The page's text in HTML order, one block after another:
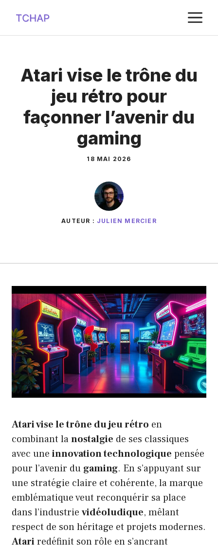
contenu
Atari vise le trône du
jeu rétro pour
façonner l’avenir du
gaming
18 MAI 2026
AUTEUR : JULIEN MERCIER
Atari vise le trône du jeu rétro en
combinant lanostalgie de ses classiques
avec une innovation technologique pensée
pour l’avenir du gaming. En s’appuyant sur
une stratégie claire et cohérente, la marque
emblématique veut reconquérir sa place
dans l’industrie vidéoludique, mêlant
respect de son héritage et projets modernes.
Atariredéfinit son rôle en s’ancrant